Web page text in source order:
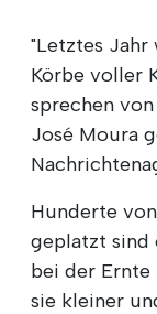
"Letztes Jahr
Körbe voller
sprechen
José Moura
Hunderte
geplatzt sind
bei der
sie kleiner